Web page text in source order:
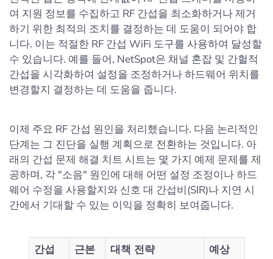
여 지원 정보를 수집하고 RF 간섭을 최소화하거나 제거
하기 위한 최적의 조치를 결정하는 데 도움이 되어야 합
니다. 이는 적절한 RF 간섭 WiFi 도구를 사용하여 달성할
수 있습니다. 예를 들어, NetSpot은 채널 혼잡 및 간헐적
간섭을 시각화하여 설정을 조정하거나 하드웨어 위치를
변경할지 결정하는 데 도움을 줍니다.
이제 주요 RF 간섭 원인을 처리했습니다. 다음 논리적인
단계는 그 진단을 실행 계획으로 전환하는 것입니다. 아
래의 간섭 문제 해결 치트 시트는 몇 가지 예제 문제를 제
공하며, 각 "소음" 원인에 대해 어떤 설정 조정이나 하드
웨어 수정을 사용할지와 신호 대 간섭비(SIR)나 지연 시
간에서 기대할 수 있는 이익을 정확히 보여줍니다.
간섭
근본
대책 전략
예상